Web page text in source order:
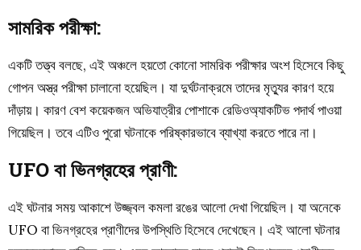
সামরিক পরীক্ষা:
একটি তত্ত্ব বলছে, এই অঞ্চলে হয়তো কোনো সামরিক পরীক্ষার অংশ হিসেবে কিছু
গোপন অস্ত্র পরীক্ষা চালানো হয়েছিল। যা দুর্ঘটনাক্রমে তাদের মৃত্যুর কারণ হয়ে
দাঁড়ায়। কারণ বেশ কয়েকজন অভিযাত্রীর পোশাকেরেডিওঅ্যাকটিভ পদার্থপাওয়া
গিয়েছিল। তবে এটিও পুরো ঘটনাকে পরিষ্কারভাবে ব্যাখ্যা করতে পারে না।
UFO বা ভিনগ্রহের প্রাণী:
এই ঘটনার সময় আকাশে উজ্জ্বল কমলা রঙের আলো দেখা গিয়েছিল। যা অনেকে
UFO বাভিনগ্রহের প্রাণীদেরউপস্থিতি হিসেবে দেখেছেন। এই আলো ঘটনার